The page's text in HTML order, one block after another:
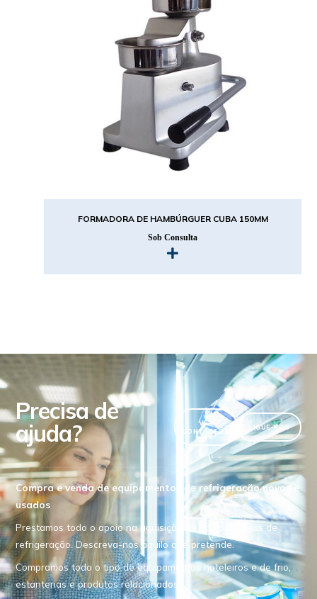
FORMADORA DE HAMBÚRGUER CUBA 150MM
Sob Consulta
Precisa de
ajuda?
VER
CONTACTOS
LIGUE-NOS
Compra e venda de equipamentos de refrigeração novos e
usados
Prestamos todo o apoio na aquisição de equipamentos de
refrigeração. Descreva-nos aquilo que pretende.
Compramos todo o tipo de equipamentos hoteleiros e de frio,
estanterias e produtos relacionados.